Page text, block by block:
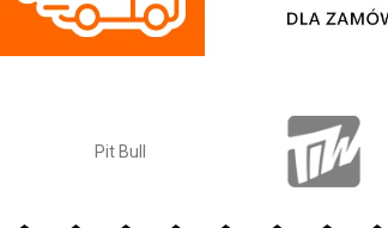
z logo marki Pit Bull - duży nadruk na
plecach oraz mniejszy na klatce
piersiowej - wszystkie nadruki wykonane
materiału: 80% bawełna / 20% poliester
Pit Bull